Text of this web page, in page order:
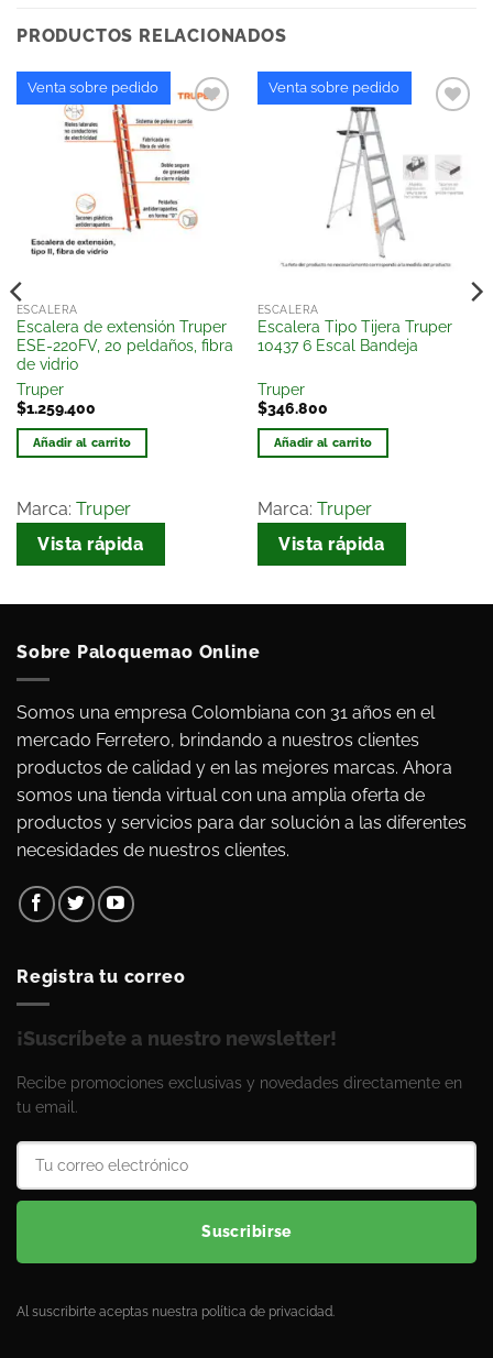
PRODUCTOS RELACIONADOS
Venta sobre pedido
Añadir
lista
de
deseos
ESCALERA
Escalera de extensión Truper
ESE-220FV, 20 peldaños, fibra
de vidrio
Truper
$1.259.400
Añadir al carrito
Marca: Truper
Vista rápida
Venta sobre pedido
lista
de
ESCALERA
Escalera Tipo Tijera Truper
10437 6 Escal Bandeja
Truper
$346.800
Añadir al carrito
Marca: Truper
Vista rápida
Sobre Paloquemao Online
Somos una empresa Colombiana con 31 años en el
mercado Ferretero, brindando a nuestros clientes
productos de calidad y en las mejores marcas. Ahora
somos una tienda virtual con una amplia oferta de
productos y servicios para dar solución a las diferentes
necesidades de nuestros clientes.
Registra tu correo
¡Suscríbete a nuestro newsletter!
Recibe promociones exclusivas y novedades directamente en
tu email.
Suscribirse
Al suscribirte aceptas nuestra política de privacidad.